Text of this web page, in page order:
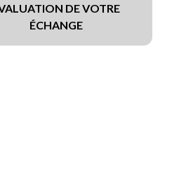
DE VOTRE
ÉCHANGE